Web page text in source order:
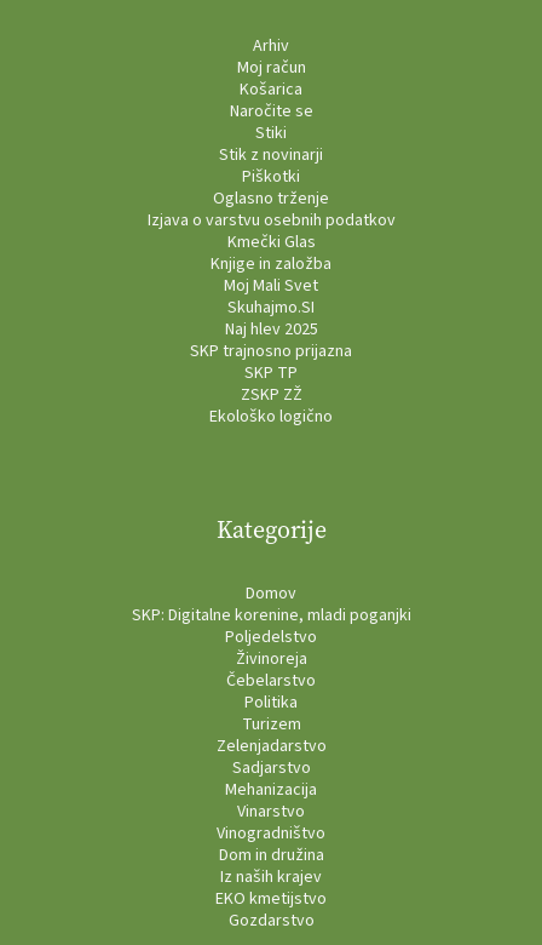
Arhiv
Moj račun
Košarica
Naročite se
Stiki
Stik z novinarji
Piškotki
Oglasno trženje
Izjava o varstvu osebnih podatkov
Kmečki Glas
Knjige in založba
Moj Mali Svet
Skuhajmo.SI
Naj hlev 2025
SKP trajnosno prijazna
SKP TP
ZSKP ZŽ
Ekološko logično
Kategorije
Domov
SKP: Digitalne korenine, mladi poganjki
Poljedelstvo
Živinoreja
Čebelarstvo
Politika
Turizem
Zelenjadarstvo
Sadjarstvo
Mehanizacija
Vinarstvo
Vinogradništvo
Dom in družina
Iz naših krajev
EKO kmetijstvo
Gozdarstvo